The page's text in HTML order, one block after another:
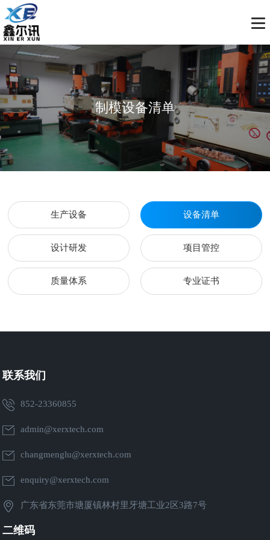
制模设备清单
生产设备 设备清单
设计研发 项目管控
质量体系 专业证书
联系我们
852-23360855
admin@xerxtech.com
changmenglu@xerxtech.com
enquiry@xerxtech.com
广东省东莞市塘厦镇林村里牙塘工业2区3路7号
二维码